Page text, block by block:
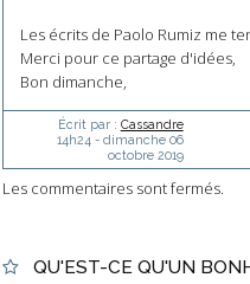
Les écrits de Paolo Rumiz me
Merci pour ce partage d'idées,
Bon dimanche,
Écrit par : Cassandre
14h24 - dimanche 06
octobre 2019
Les commentaires sont fermés.
QU'EST-CE QU'UN